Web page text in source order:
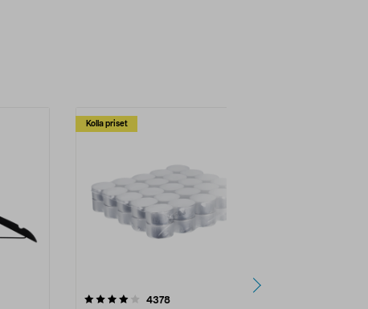
Kolla priset
4378recensioner
4.5av 5 stjärnor